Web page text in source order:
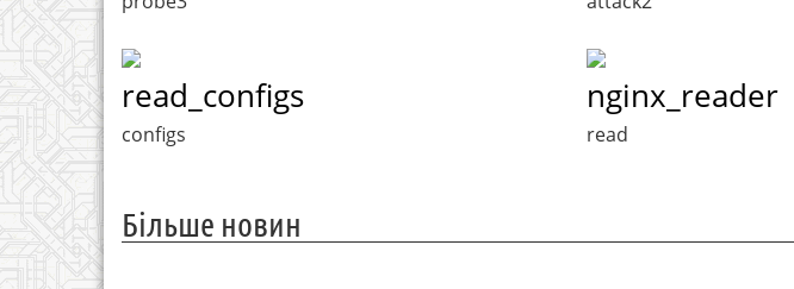
read_configs
configs
nginx_reader
read
Більше новин